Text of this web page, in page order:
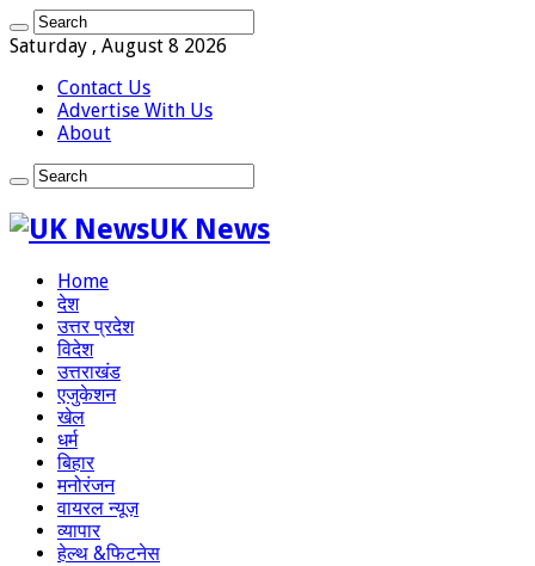
Saturday , August 8 2026
Contact Us
Advertise With Us
About
UK News
Home
देश
उत्तर प्रदेश
विदेश
उत्तराखंड
एजुकेशन
खेल
धर्म
बिहार
मनोरंजन
वायरल न्यूज़
व्यापार
हेल्थ &फिटनेस